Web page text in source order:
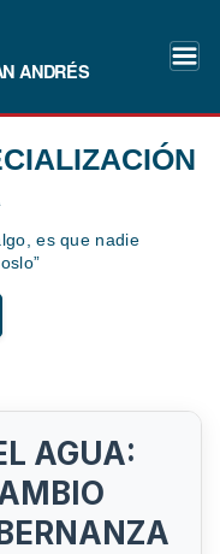
ANDRÉS
es que nadie
AGUA: